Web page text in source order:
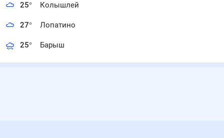
25° Колышлей
27° Лопатино
25° Барыш